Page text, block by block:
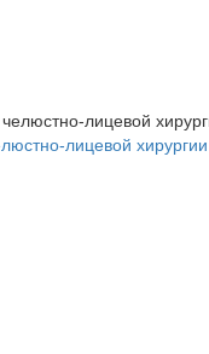
лицевой хирургии